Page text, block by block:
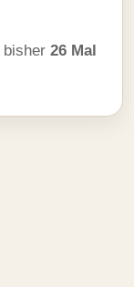
bisher 26 Mal